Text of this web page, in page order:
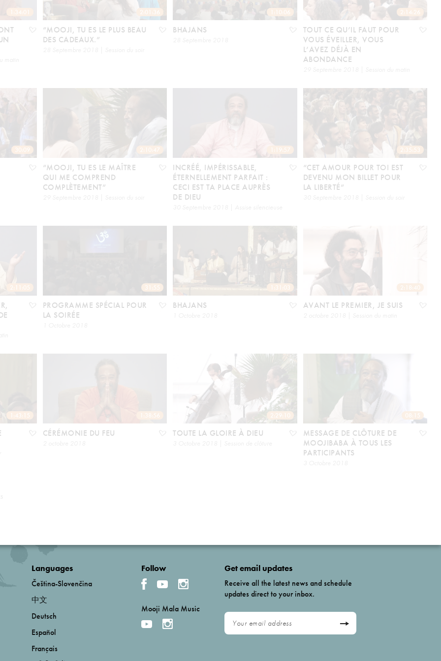
1:34:01 2:01:36
“MOOJI, TU ES LE PLUS BEAU
DES CADEAUX.”
1:10:06
BHAJANS
2:14:26
TOUT CE QU’IL FAUT POUR
VOUS ÉVEILLER, VOUS
L’AVEZ DÉJÀ EN
ABONDANCE
30:09 2:10:47
“MOOJI, TU ES LE MAÎTRE
QUI ME COMPREND
COMPLÈTEMENT”
1:19:57
INCRÉÉ, IMPÉRISSABLE,
ÉTERNELLEMENT PARFAIT :
CECI EST TA PLACE AUPRÈS
DE DIEU
2:35:53
“CET AMOUR POUR TOI EST
DEVENU MON BILLET POUR
LA LIBERTÉ”
2:11:05 31:55
PROGRAMME SPÉCIAL POUR
LA SOIRÉE
1:31:03
BHAJANS
2:18:40
AVANT LE PREMIER, JE SUIS
1:43:15 1:38:56
CÉRÉMONIE DU FEU
2:29:10
TOUTE LA GLOIRE À DIEU
08:15
MESSAGE DE CLÔTURE DE
MOOJIBABA À TOUS LES
PARTICIPANTS
Languages
Čeština-Slovenčina
中文
Deutsch
Español
Français
Follow
Mooji Mala Music
Get email updates
Receive all the latest news and schedule
updates direct to your inbox.